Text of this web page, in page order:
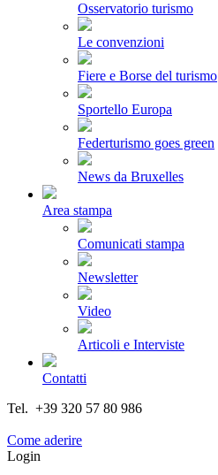
Osservatorio turismo
Le convenzioni
Fiere e Borse del turismo
Sportello Europa
Federturismo goes green
News da Bruxelles
Area stampa
Comunicati stampa
Newsletter
Video
Articoli e Interviste
Contatti
Tel. +39 320 57 80 986
Come aderire
Login